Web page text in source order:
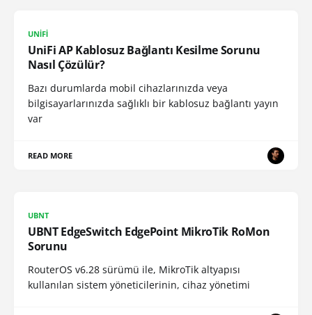
UNIFI
UniFi AP Kablosuz Bağlantı Kesilme Sorunu
Nasıl Çözülür?
Bazı durumlarda mobil cihazlarınızda veya
bilgisayarlarınızda sağlıklı bir kablosuz bağlantı yayın
var
READ MORE
UBNT
UBNT EdgeSwitch EdgePoint MikroTik RoMon
Sorunu
RouterOS v6.28 sürümü ile, MikroTik altyapısı
kullanılan sistem yöneticilerinin, cihaz yönetimi